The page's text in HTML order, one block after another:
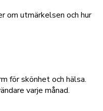
om utmärkelsen och hur
för skönhet och hälsa.
varje månad.